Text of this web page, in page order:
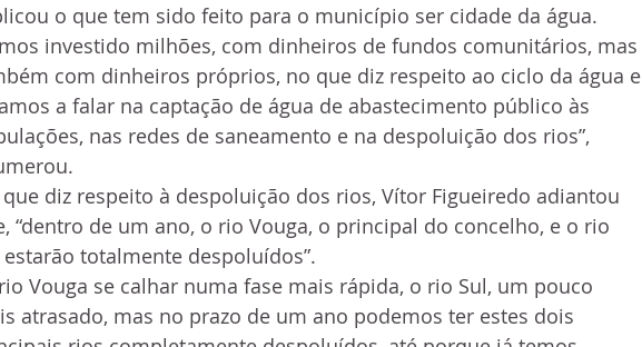
o que tem sido feito para o município ser cidade da água.
investido milhões, com dinheiros de fundos comunitários, mas
com dinheiros próprios, no que diz respeito ao ciclo da água e
a falar na captação de água de abastecimento público às
nas redes de saneamento e na despoluição dos rios”,
diz respeito à despoluição dos rios, Vítor Figueiredo adiantou
“dentro de um ano, o rio Vouga, o principal do concelho, e o rio
estarão totalmente despoluídos”.
Vouga se calhar numa fase mais rápida, o rio Sul, um pouco
atrasado, mas no prazo de um ano podemos ter estes dois